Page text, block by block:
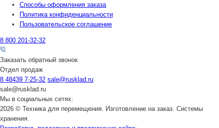
Способы оформления заказа
Политика конфиденциальности
Пользовательское соглашение
8 800 201-32-32
Заказать обратный звонок
Отдел продаж
8 48439 7-25-32 sale@rusklad.ru
sale@rusklad.ru
Мы в социальных сетях:
2026 © Техника для перемещения. Изготовление на заказ. Системы
хранения.